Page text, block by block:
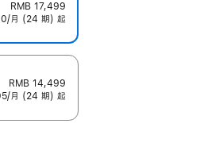
RMB 17,499
月 (24 期) 起
RMB 14,499
月 (24 期) 起